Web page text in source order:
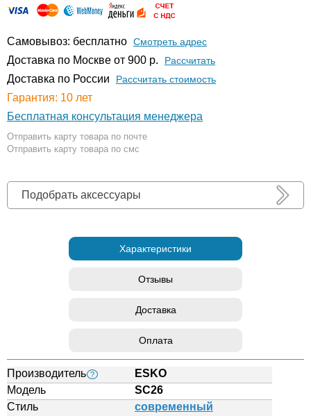
Самовывоз: бесплатно Смотреть адрес
Доставка по Москве от 900 р. Расcчитать
Доставка по России Рассчитать стоимость
Гарантия: 10 лет
Бесплатная консультация менеджера
Отправить карту товара по почте
Отправить карту товара по смс
Подобрать аксессуары
Характеристики
Отзывы
Доставка
Оплата
Производитель ?
ESKO
Модель
SC26
Стиль
современный